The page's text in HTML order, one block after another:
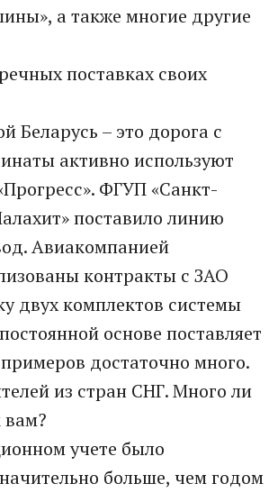
а также многие другие
поставках своих
Беларусь – это дорога с
активно используют
ФГУП «Санкт-
поставило линию
Авиакомпанией
контракты с ЗАО
двух комплектов системы
основе поставляет
достаточно много.
из стран СНГ. Много ли
вам?
учете было
больше, чем годом